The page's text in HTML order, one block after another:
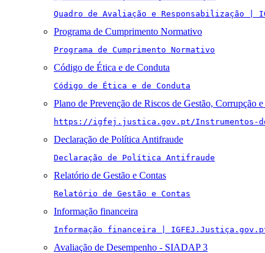
Quadro de Avaliação e Responsabilização |
Programa de Cumprimento Normativo
Programa de Cumprimento Normativo
Código de Ética e de Conduta
Código de Ética e de Conduta
Plano de Prevenção de Riscos de Gestão, Corrupção
https://igfej.justica.gov.pt/Instrumentos-de-
Declaração de Política Antifraude
Declaração de Política Antifraude
Relatório de Gestão e Contas
Relatório de Gestão e Contas
Informação financeira
Informação financeira |
Avaliação de Desempenho - SIADAP 3